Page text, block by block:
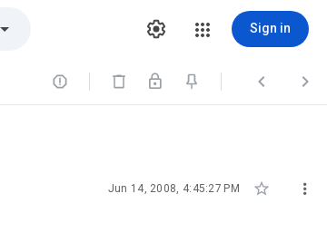
Sign in
  
Jun 14, 2008, 4:45:27 PM  